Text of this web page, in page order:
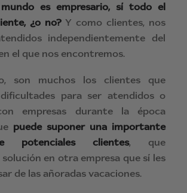
es empresario, sí todo el
¿o no?Y como clientes, nos
independientemente del
el que nos encontremos.
son muchos los clientes que
para ser atendidos o
empresas durante la época
puede suponer una importante
potenciales clientes, que
en otra empresa que sí les
de las añoradas vacaciones.